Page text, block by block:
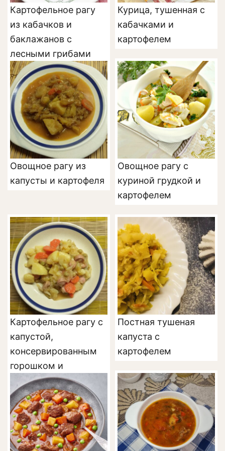
Картофельное рагу
из кабачков и
баклажанов с
лесными грибами
Курица, тушенная с
кабачками и
картофелем
Овощное рагу из
капусты и картофеля
Овощное рагу с
куриной грудкой и
картофелем
Картофельное рагу с
капустой,
консервированным
горошком и
сардельками
Постная тушеная
капуста с
картофелем